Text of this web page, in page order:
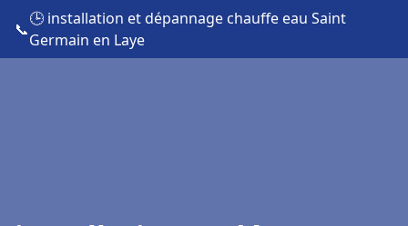
📞
🕒 installation et dépannage chauffe eau Saint
Germain en Laye